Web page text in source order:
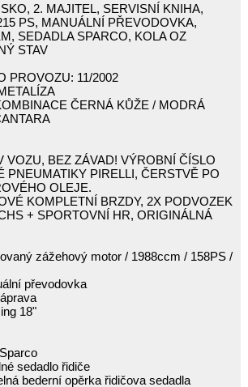
2. MAJITEL, SERVISNÍ KNIHA,
PS, MANUÁLNÍ PŘEVODOVKA,
SEDADLA SPARCO, KOLA OZ
STAV
PROVOZU: 11/2002
ČERNÁ KŮŽE / MODRÁ
VOZU, BEZ ZÁVAD! VÝROBNÍ ČÍSLO
PNEUMATIKY PIRELLI, ČERSTVĚ PO
OLEJE.
KOMPLETNÍ BRZDY, 2X PODVOZEK
+ SPORTOVNÍ HR, ORIGINÁLNÁ
zážehový motor / 1988ccm / 158PS /
převodovka
18"
sedadlo řidiče
bederní opěrka řidičova sedadla